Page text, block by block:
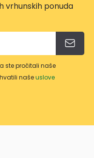
vrhunskih ponuda
ste pročitali naše
našeuslove